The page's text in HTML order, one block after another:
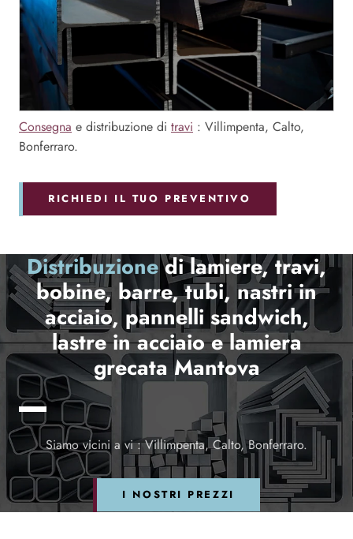
Consegna e distribuzione di travi : Villimpenta, Calto,
Bonferraro.
RICHIEDI IL TUO PREVENTIVO
Distribuzionedi lamiere, travi,
bobine, barre, tubi, nastri in
acciaio, pannelli sandwich,
lastre in acciaio e lamiera
grecata Mantova
Siamo vicini a vi : Villimpenta, Calto, Bonferraro.
I NOSTRI PREZZI